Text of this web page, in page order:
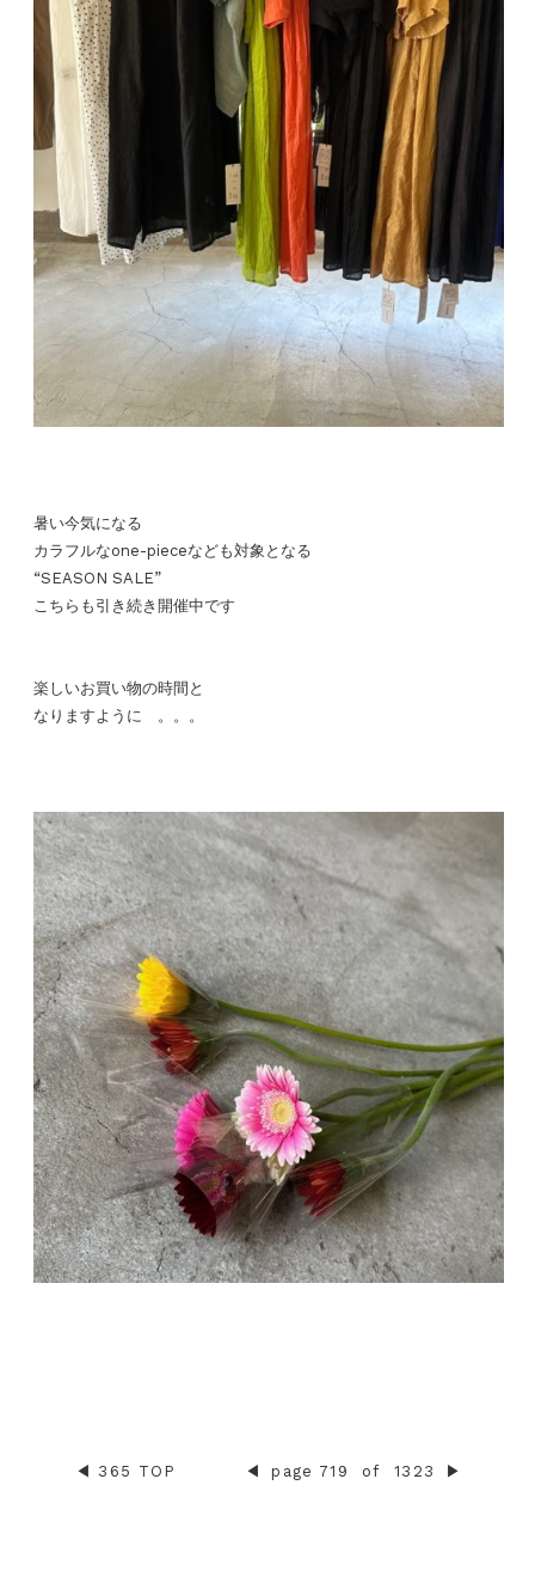
暑い今気になる
カラフルなone-pieceなども対象となる
“SEASON SALE”
こちらも引き続き開催中です
楽しいお買い物の時間と
なりますように 。。。
◀︎ 365 TOP ◀︎ page 719 of 1323 ▶︎